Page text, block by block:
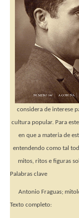
considera de interese
cultura popular. Para
en que a materia de
entendendo como tal
mitos, ritos e figuras
Palabras clave
Antonio Fraguas;
Texto completo: